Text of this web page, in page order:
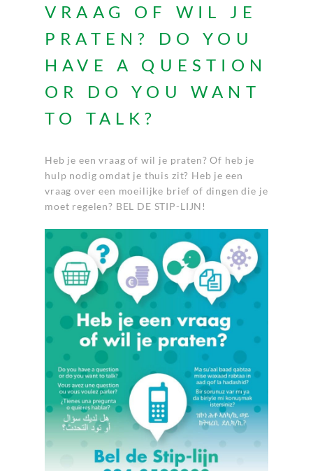
VRAAG OF WIL JE
PRATEN? DO YOU
HAVE A QUESTION
OR DO YOU WANT
TO TALK?
Heb je een vraag of wil je praten? Of heb je
hulp nodig omdat je thuis zit? Heb je een
vraag over een moeilijke brief of dingen die je
moet regelen? BEL DE STIP-LIJN!